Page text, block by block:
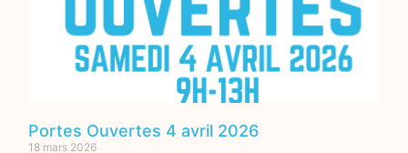
Portes Ouvertes 4 avril 2026
18 mars 2026